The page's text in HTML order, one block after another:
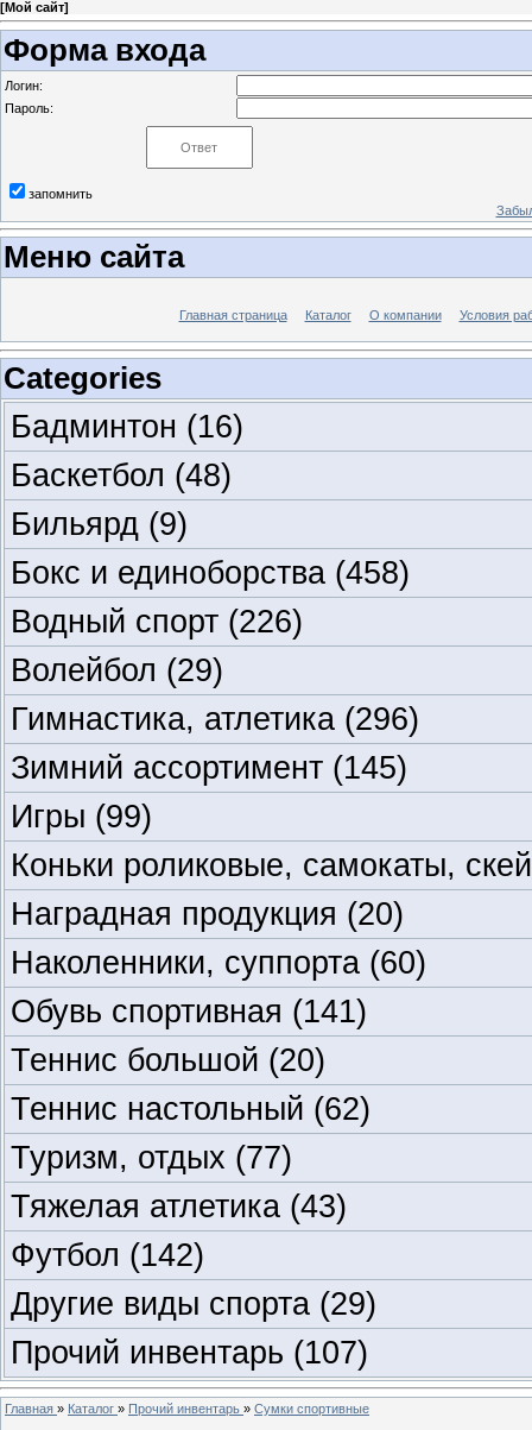
[Мой сайт]
Форма входа
Логин:
Пароль:
запомнить
Меню сайта
Главная страница Каталог О компании Условия
Categories
Бадминтон (16)
Баскетбол (48)
Бильярд (9)
Бокс и единоборства (458)
Водный спорт (226)
Волейбол (29)
Гимнастика, атлетика (296)
Зимний ассортимент (145)
Игры (99)
Коньки роликовые, самокаты,
Наградная продукция (20)
Наколенники, суппорта (60)
Обувь спортивная (141)
Теннис большой (20)
Теннис настольный (62)
Туризм, отдых (77)
Тяжелая атлетика (43)
Футбол (142)
Другие виды спорта (29)
Прочий инвентарь (107)
Главная » Каталог » Прочий инвентарь » Сумки спортивные